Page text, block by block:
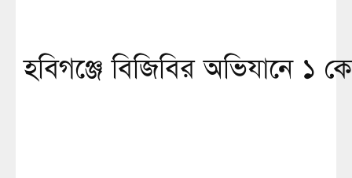
হবিগঞ্জে বিজিবির অভিযানে ১